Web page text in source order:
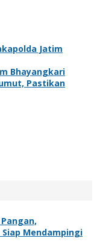
Jatim
Bhayangkari
Pastikan
Mendampingi